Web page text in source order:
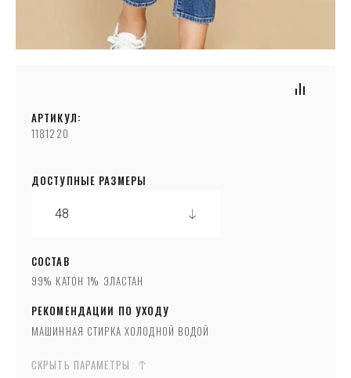
АРТИКУЛ:
1181220
ДОСТУПНЫЕ РАЗМЕРЫ
СОСТАВ
99% КАТОН 1% ЭЛАСТАН
РЕКОМЕНДАЦИИ ПО УХОДУ
МАШИННАЯ СТИРКА ХОЛОДНОЙ ВОДОЙ
СКРЫТЬ ПАРАМЕТРЫ